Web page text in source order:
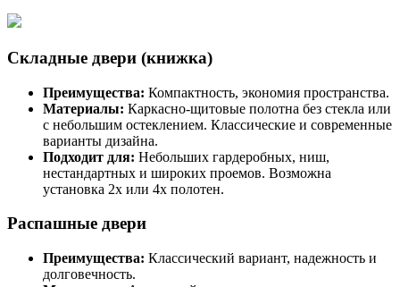
Складные двери (книжка)
Преимущества: Компактность, экономия пространства.
Материалы: Каркасно-щитовые полотна без стекла или
с небольшим остеклением. Классические и современные
варианты дизайна.
Подходит для: Небольших гардеробных, ниш,
нестандартных и широких проемов. Возможна
установка 2х или 4х полотен.
Распашные двери
Преимущества: Классический вариант, надежность и
долговечность.